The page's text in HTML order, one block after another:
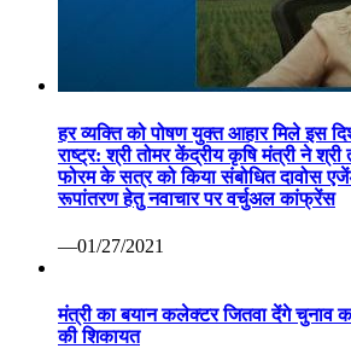
हर व्यक्ति को पोषण युक्त आहार मिले इस
राष्ट्र: श्री तोमर केंद्रीय कृषि मंत्री ने श्री
फोरम के सत्र को किया संबोधित दावोस
रूपांतरण हेतु नवाचार पर वर्चुअल कांफ्रेंस
—01/27/2021
मंत्री का बयान कलेक्टर जितवा देंगे चुनाव
की शिकायत